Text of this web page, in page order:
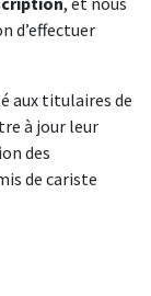
d’effectuer
aux titulaires de
à jour leur
des
de cariste